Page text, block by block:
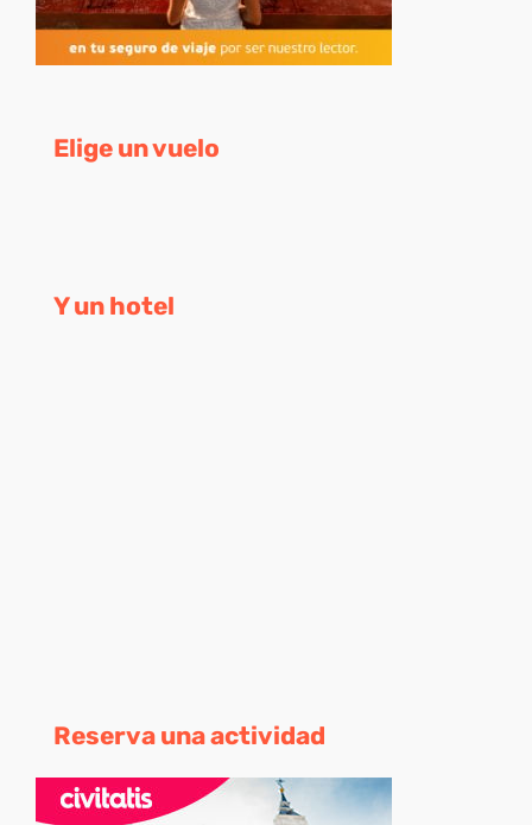
Elige un vuelo
Y un hotel
Reserva una actividad